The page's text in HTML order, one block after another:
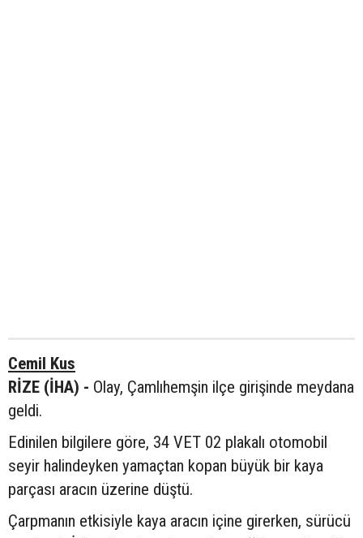
Cemil Kus
RİZE (İHA) - Olay, Çamlıhemşin ilçe girişinde meydana
geldi.
Edinilen bilgilere göre, 34 VET 02 plakalı otomobil
seyir halindeyken yamaçtan kopan büyük bir kaya
parçası aracın üzerine düştü.
Çarpmanın etkisiyle kaya aracın içine girerken, sürücü